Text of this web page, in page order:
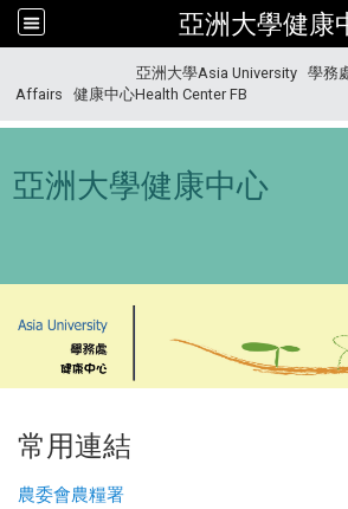
亞洲大學健康
亞洲大學Asia University
學務
Affairs
健康中心Health Center FB
亞洲大學健康中心
常用連結
農委會農糧署